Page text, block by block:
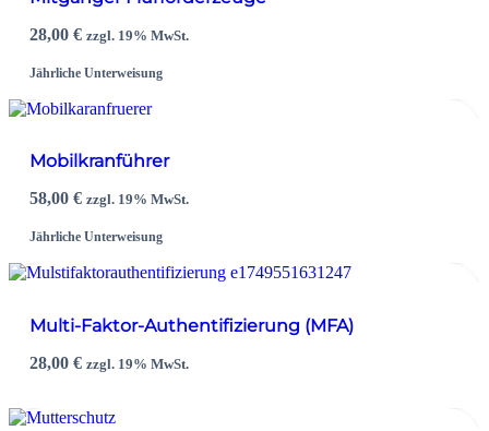
28,00€ zzgl. 19% MwSt.
Jährliche Unterweisung
Mobilkranführer
58,00€ zzgl. 19% MwSt.
Jährliche Unterweisung
Multi-Faktor-Authentifizierung (MFA)
28,00€ zzgl. 19% MwSt.